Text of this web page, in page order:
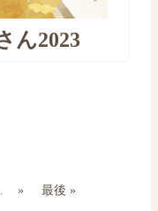
ん2023
» 最後 »